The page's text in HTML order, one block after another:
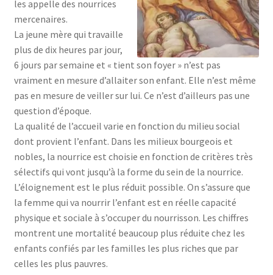
les appelle des nourrices
mercenaires.
La jeune mère qui travaille
plus de dix heures par jour,
6 jours par semaine et « tient son foyer » n’est pas
vraiment en mesure d’allaiter son enfant. Elle n’est même
pas en mesure de veiller sur lui. Ce n’est d’ailleurs pas une
question d’époque.
La qualité de l’accueil varie en fonction du milieu social
dont provient l’enfant. Dans les milieux bourgeois et
nobles, la nourrice est choisie en fonction de critères très
sélectifs qui vont jusqu’à la forme du sein de la nourrice.
L’éloignement est le plus réduit possible. On s’assure que
la femme qui va nourrir l’enfant est en réelle capacité
physique et sociale à s’occuper du nourrisson. Les chiffres
montrent une mortalité beaucoup plus réduite chez les
enfants confiés par les familles les plus riches que par
celles les plus pauvres.